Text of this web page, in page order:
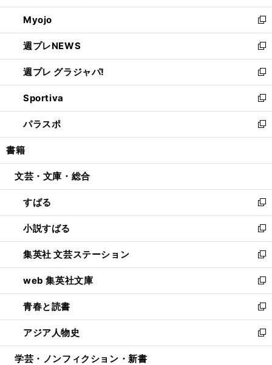
開
く
ウ
で
開
く
ン
ド
ウ
で
開
く
ウ
ィ
ン
ド
ウ
で
開
く
Myojo
新
し
い
ウ
ィ
ン
ド
ウ
で
開
週プレNEWS
新
し
い
ウ
ィ
ン
ド
ウ
開
週プレ グラジャパ!
新
し
い
ウ
ィ
ン
ウ
開
く
Sportiva
新
し
い
ウ
ン
ウ
で
開
く
パラスポ
新
し
ウ
ン
ド
ウ
で
開
く
書籍
文芸・文庫・総合
すばる
新
し
い
ウ
ィ
ン
ド
ウ
で
開
く
小説すばる
新
し
い
ウ
ィ
ン
ド
ウ
で
開
集英社 文芸ステーション
新
し
い
ウ
ィ
ン
ド
ウ
web 集英社文庫
新
し
い
ウ
ィ
ン
青春と読書
新
し
い
ウ
アジア人物史
新
し
学芸・ノンフィクション・新書